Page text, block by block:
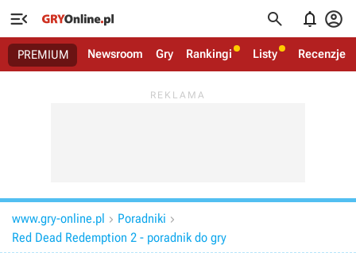
   
PREMIUM Newsroom Gry Rankingi Listy Recenzje
www.gry-online.pl  Poradniki 
Red Dead Redemption 2 - poradnik do gry